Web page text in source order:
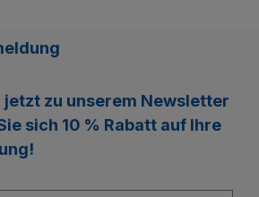
jetzt zu unserem Newsletter
sich 10 % Rabatt auf Ihre